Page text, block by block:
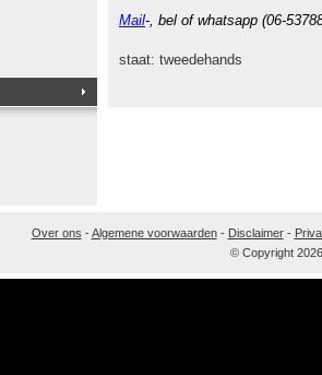
Mail-, bel of whatsapp (06-
staat: tweedehands
Over ons -Algemene voorwaarden- Disclaimer-
© Copyright